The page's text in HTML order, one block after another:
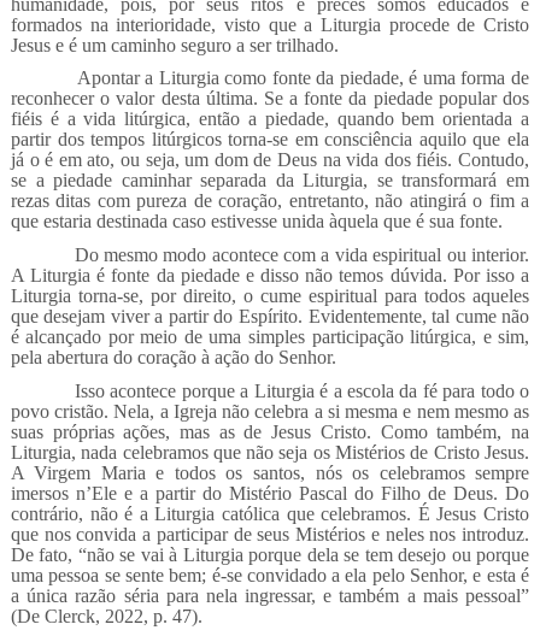
formados na interioridade, visto que a Liturgia procede de Cristo
Jesus e é um caminho seguro a ser trilhado.
Apontar a Liturgia como fonte da piedade, é uma forma de
reconhecer o valor desta última. Se a fonte da piedade popular dos
fiéis é a vida litúrgica, então a piedade, quando bem orientada a
partir dos tempos litúrgicos torna-se em consciência aquilo que ela
já o é em ato, ou seja, um dom de Deus na vida dos fiéis. Contudo,
se a piedade caminhar separada da Liturgia, se transformará em
rezas ditas com pureza de coração, entretanto, não atingirá o fim a
que estaria destinada caso estivesse unida àquela que é sua fonte.
Do mesmo modo acontece com a vida espiritual ou interior.
A Liturgia é fonte da piedade e disso não temos dúvida. Por isso a
Liturgia torna-se, por direito, o cume espiritual para todos aqueles
que desejam viver a partir do Espírito. Evidentemente, tal cume não
é alcançado por meio de uma simples participação litúrgica, e sim,
pela abertura do coração à ação do Senhor.
Isso acontece porque a Liturgia é a escola da fé para todo o
povo cristão. Nela, a Igreja não celebra a si mesma e nem mesmo as
suas próprias ações, mas as de Jesus Cristo. Como também, na
Liturgia, nada celebramos que não seja os Mistérios de Cristo Jesus.
A Virgem Maria e todos os santos, nós os celebramos sempre
imersos n’Ele e a partir do Mistério Pascal do Filho de Deus. Do
contrário, não é a Liturgia católica que celebramos. É Jesus Cristo
que nos convida a participar de seus Mistérios e neles nos introduz.
De fato, “não se vai à Liturgia porque dela se tem desejo ou porque
uma pessoa se sente bem; é-se convidado a ela pelo Senhor, e esta é
a única razão séria para nela ingressar, e também a mais pessoal”
(De Clerck, 2022, p. 47).